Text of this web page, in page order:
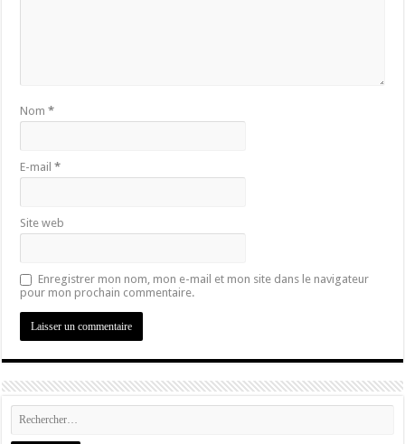
Nom*
E-mail*
Site web
Enregistrer mon nom, mon e-mail et mon site dans le navigateur
pour mon prochain commentaire.